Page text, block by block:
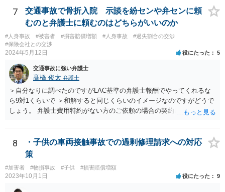
7
交通事故で骨折入院 示談を紛センや弁センに頼
むのと弁護士に頼むのはどちらがいいのか
#人身事故 #被害者 #損害賠償増額 #人身事故
#過失割合の交渉
#保険会社との交渉
2024年5月12日 役にたった 5
交通事故に強い弁護士
髙橋 俊太 弁護士
＞自分なりに調べたのですがLAC基準の弁護士報酬でやってくれるな
ら9対1くらいで ＞和解すると同じくらいのイメージなのですがどうで
しょう。 弁護士費用特約がない方のご依頼の場合の契約内容などは各
ンで最初から10対0を主張したり期待するのは難しいのでしょうか。
＞1か2は譲らないとセンターとしても無理とかやりたくないとかある
のでしょうか。 私見では、そのようなことはないように思います。紛
セン等においても、基本的には、損害論も責任論も裁判所と同じよう
な視点で解決が目指されることになります。
8
・子供の車両接触事故での過剰修理請求への対応
策
#加害者 #物損事故 #子供 #損害賠償増額
2023年10月1日 役にたった 9